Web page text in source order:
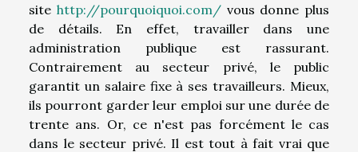
site http://pourquoiquoi.com/vous donne plus
de détails. En effet, travailler dans une
administration publique est rassurant.
Contrairement au secteur privé, le public
garantit un salaire fixe à ses travailleurs. Mieux,
ils pourront garder leur emploi sur une durée de
trente ans. Or, ce n'est pas forcément le cas
dans le secteur privé. Il est tout à fait vrai que